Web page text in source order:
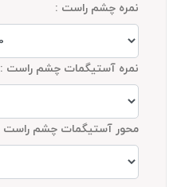
نمره چشم راست :
نمره آستیگمات چشم راست :
محور آستیگمات چشم راست